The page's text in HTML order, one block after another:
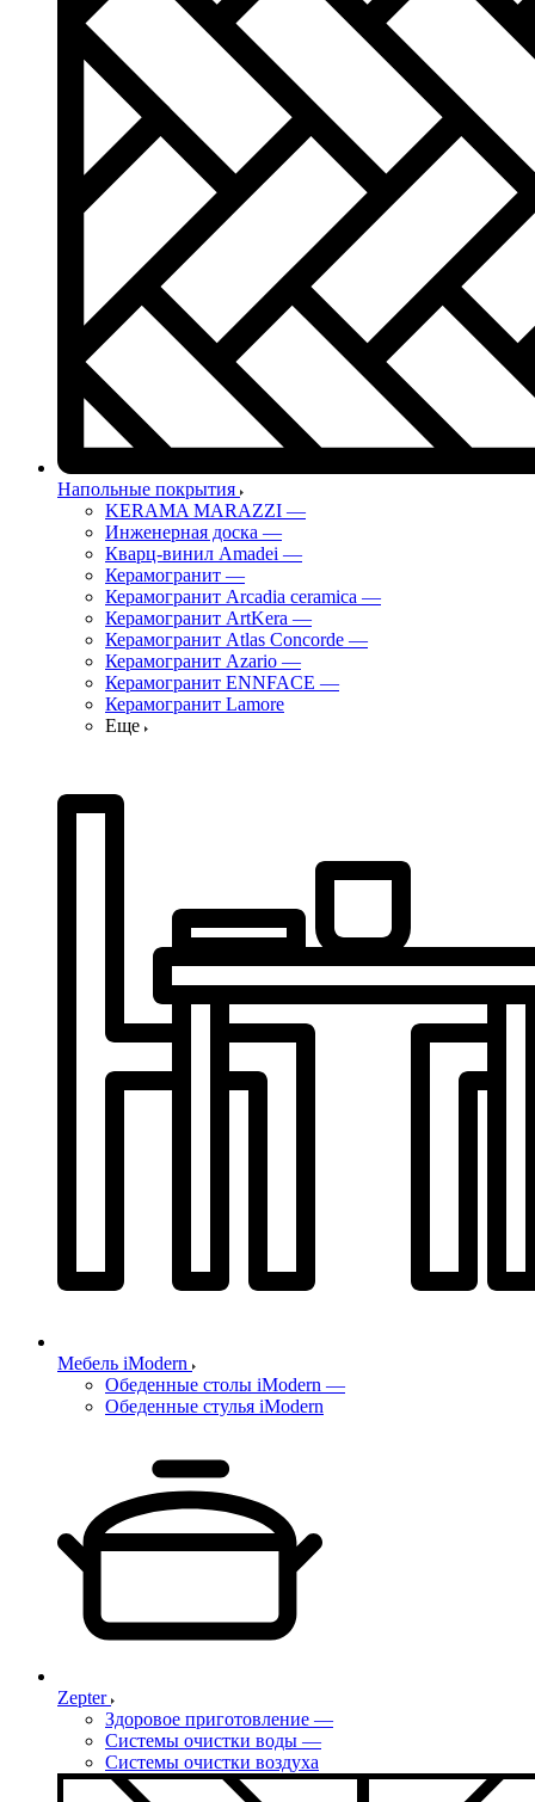
Напольные покрытия
KERAMA MARAZZI —
Инженерная доска —
Кварц-винил Amadei —
Керамогранит —
Керамогранит Arcadia ceramica —
Керамогранит ArtKera —
Керамогранит Atlas Concorde —
Керамогранит Azario —
Керамогранит ENNFACE —
Керамогранит Lamore
Еще
Мебель iModern
Обеденные столы iModern —
Обеденные стулья iModern
Zepter
Здоровое приготовление —
Системы очистки воды —
Системы очистки воздуха